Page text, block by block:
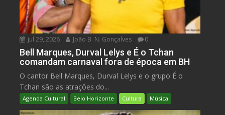
jul 29, 2026 João B. N. Gonçalves 0
Bell Marques, Durval Lelys e É o Tchan
comandam carnaval fora de época em BH
O cantor Bell Marques, Durval Lelys e o grupo É o
Tchan são as atrações do...
Agenda Cultural Belo Horizonte Cultura Música